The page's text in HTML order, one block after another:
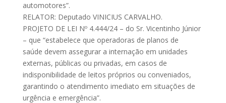
automotores”.
RELATOR: Deputado VINICIUS CARVALHO.
PROJETO DE LEI Nº 4.444/24 – do Sr. Vicentinho Júnior
– que “estabelece que operadoras de planos de
saúde devem assegurar a internação em unidades
externas, públicas ou privadas, em casos de
indisponibilidade de leitos próprios ou conveniados,
garantindo o atendimento imediato em situações de
urgência e emergência”.